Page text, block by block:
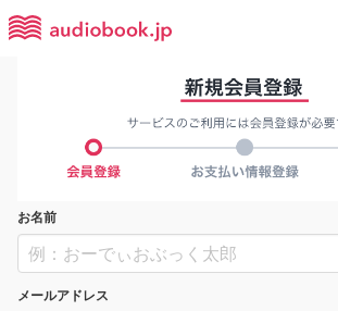
お名前
メールアドレス